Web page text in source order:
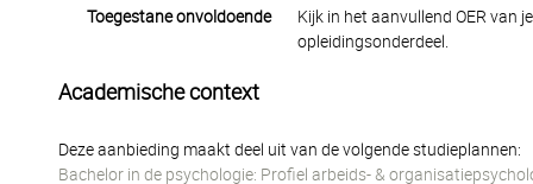
Toegestane onvoldoende
Kijk in het aanvullend OER van
opleidingsonderdeel.
Academische context
Deze aanbieding maakt deel uit van de volgende studieplannen:
Bachelor in de psychologie: Profiel arbeids- &